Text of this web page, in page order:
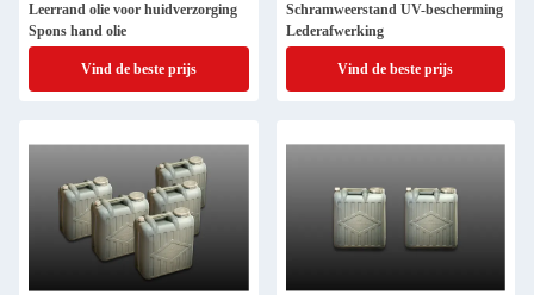
Leerrand olie voor huidverzorging
Spons hand olie
Vind de beste prijs
Schramweerstand UV-bescherming
Lederafwerking
Vind de beste prijs